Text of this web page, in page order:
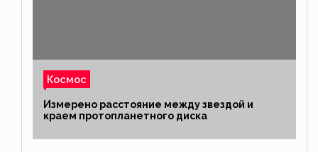
Космос
Измерено расстояние между звездой и
краем протопланетного диска